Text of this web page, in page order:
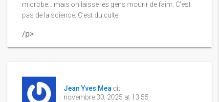
microbe… mais on laisse les gens mourir de faim. C’est
pas de la science. C’est du culte.
/p>
Jean Yves Mea dit:
novembre 30, 2025 at 13:55